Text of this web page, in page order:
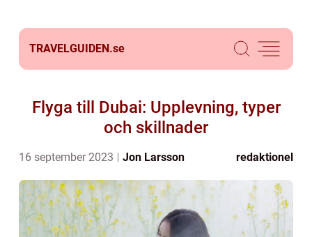
TRAVELGUIDEN.se
Flyga till Dubai: Upplevning, typer
och skillnader
16 september 2023 Jon Larsson redaktionel